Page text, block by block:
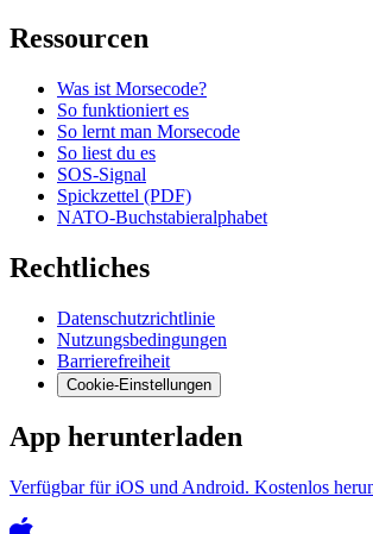
Ressourcen
Was ist Morsecode?
So funktioniert es
So lernt man Morsecode
So liest du es
SOS-Signal
Spickzettel (PDF)
NATO-Buchstabieralphabet
Rechtliches
Datenschutzrichtlinie
Nutzungsbedingungen
Barrierefreiheit
Cookie-Einstellungen
App herunterladen
Verfügbar für iOS und Android. Kostenlos